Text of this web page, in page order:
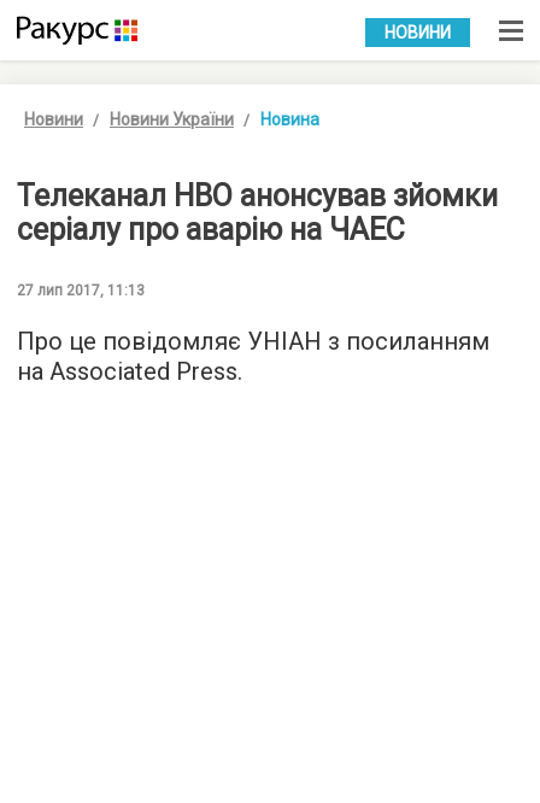
УКР РУС
НОВИНИ
Новини Новини України Новина
Телеканал HBO анонсував зйомки
серіалу про аварію на ЧАЕС
27 лип 2017, 11:13
Про це повідомляє УНІАН з посиланням
на Associated Press.